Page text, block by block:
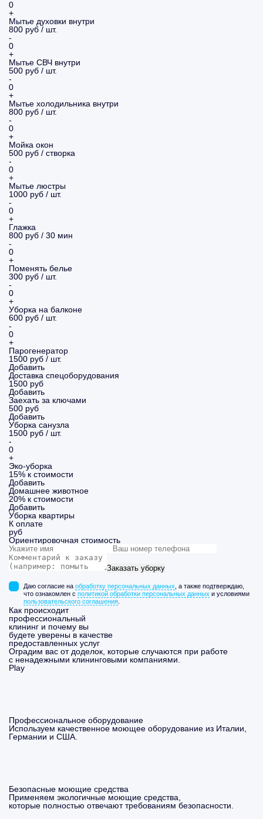
0
+
Мытье духовки внутри
800 руб / шт.
-
0
+
Мытье СВЧ внутри
500 руб / шт.
-
0
+
Мытье холодильника внутри
800 руб / шт.
-
0
+
Мойка окон
500 руб / створка
-
0
+
Мытье люстры
1000 руб / шт.
-
0
+
Глажка
800 руб / 30 мин
-
0
+
Поменять белье
300 руб / шт.
-
0
+
Уборка на балконе
600 руб / шт.
-
0
+
Парогенератор
1500 руб / шт.
Добавить
Доставка спецоборудования
1500 руб
Добавить
Заехать за ключами
500 руб
Добавить
Уборка санузла
1500 руб / шт.
-
0
+
Эко-уборка
15% к стоимости
Добавить
Домашнее животное
20% к стоимости
Добавить
Уборка квартиры
К оплате
руб
Ориентировочная стоимость
Заказать уборку
Даю согласие на обработку персональных данных , а также подтверждаю,
что ознакомлен с политикой обработки персональных данных и условиями
пользовательского соглашения
Как происходит
профессиональный
клининг и почему вы
будете уверены в качестве
предоставленных услуг
Оградим вас от доделок, которые случаются при работе
с ненадежными клининговыми компаниями.
Play
Профессиональное оборудование
Используем качественное моющее оборудование из Италии,
Германии и США.
Безопасные моющие средства
Применяем экологичные моющие средства,
которые полностью отвечают требованиям безопасности.